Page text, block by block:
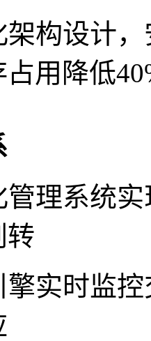
架构设计
用降低
管理系统
转
擎实时监